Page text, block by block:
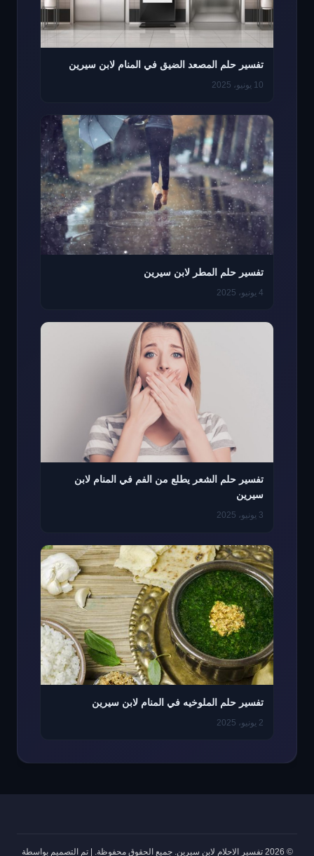
تفسير حلم المصعد الضيق في المنام لابن سيرين
10 يونيو، 2025
تفسير حلم المطر لابن سيرين
4 يونيو، 2025
تفسير حلم الشعر يطلع من الفم في المنام لابن
سيرين
3 يونيو، 2025
تفسير حلم الملوخيه في المنام لابن سيرين
2 يونيو، 2025
© 2026 تفسير الاحلام لابن سيرين. جميع الحقوق محفوظة. |تم التصميم بواسطة